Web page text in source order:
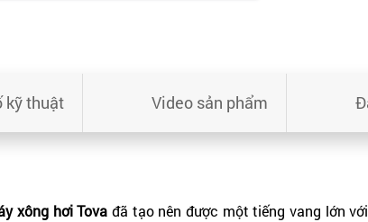
kỹ thuật Video sản phẩm
xông hơi Tova đã tạo nên được một tiếng vang lớn